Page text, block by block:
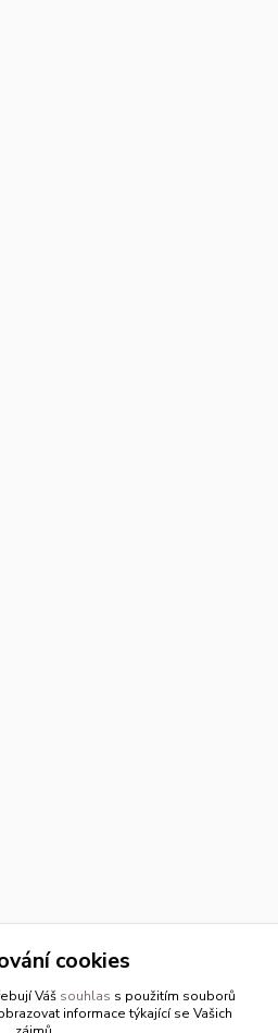
cookies
Váš souhlas s použitím souborů
informace týkající se Vašich